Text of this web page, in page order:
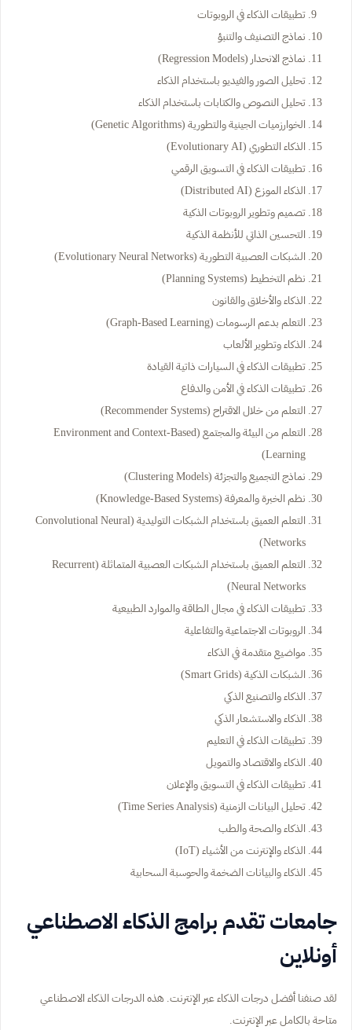
تطبيقات الذكاء في الروبوتات
نماذج التصنيف والتنبؤ
نماذج الانحدار (Regression Models)
تحليل الصور والفيديو باستخدام الذكاء
تحليل النصوص والكتابات باستخدام الذكاء
الخوارزميات الجينية والتطورية (Genetic Algorithms)
الذكاء التطوري (Evolutionary AI)
تطبيقات الذكاء في التسويق الرقمي
الذكاء الموزع (Distributed AI)
تصميم وتطوير الروبوتات الذكية
التحسين الذاتي للأنظمة الذكية
الشبكات العصبية التطورية (Evolutionary Neural Networks)
نظم التخطيط (Planning Systems)
الذكاء والأخلاق والقانون
التعلم بدعم الرسومات (Graph-Based Learning)
الذكاء وتطوير الألعاب
تطبيقات الذكاء في السيارات ذاتية القيادة
تطبيقات الذكاء في الأمن والدفاع
التعلم من خلال الاقتراح (Recommender Systems)
التعلم من البيئة والمجتمع (Environment and Context-Based
Learning)
نماذج التجميع والتجزئة (Clustering Models)
نظم الخبرة والمعرفة (Knowledge-Based Systems)
التعلم العميق باستخدام الشبكات التوليدية (Convolutional Neural
Networks)
التعلم العميق باستخدام الشبكات العصبية المتماثلة (Recurrent
Neural Networks)
تطبيقات الذكاء في مجال الطاقة والموارد الطبيعية
الروبوتات الاجتماعية والتفاعلية
مواضيع متقدمة في الذكاء
الشبكات الذكية (Smart Grids)
الذكاء والتصنيع الذكي
الذكاء والاستشعار الذكي
تطبيقات الذكاء في التعليم
الذكاء والاقتصاد والتمويل
تطبيقات الذكاء في التسويق والإعلان
تحليل البيانات الزمنية (Time Series Analysis)
الذكاء والصحة والطب
الذكاء والإنترنت من الأشياء (IoT)
الذكاء والبيانات الضخمة والحوسبة السحابية
جامعات تقدم برامج الذكاء الاصطناعي
أونلاين
لقد صنفنا أفضل درجات الذكاء عبر الإنترنت. هذه الدرجات الذكاء الاصطناعي
متاحة بالكامل عبر الإنترنت.